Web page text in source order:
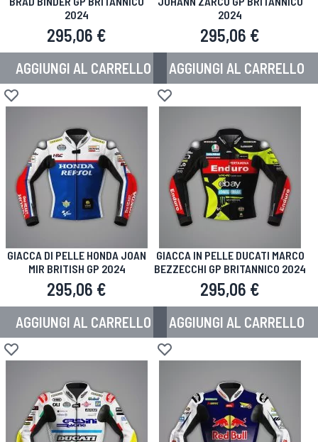
2024
295,06 €
AGGIUNGI AL CARRELLO
Aggiungi alla lista desideri
2024
295,06 €
AGGIUNGI AL CARRELLO
Aggiungi alla lista desideri
GIACCA DI PELLE HONDA JOAN
MIR BRITISH GP 2024
295,06 €
AGGIUNGI AL CARRELLO
Aggiungi alla lista desideri
GIACCA IN PELLE DUCATI MARCO
BEZZECCHI GP BRITANNICO 2024
295,06 €
AGGIUNGI AL CARRELLO
Aggiungi alla lista desideri